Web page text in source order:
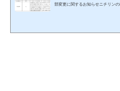
部変更に関するお知らせニチリン